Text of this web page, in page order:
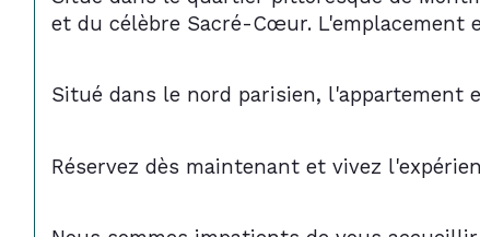
et du célèbre Sacré-Cœur.
Situé dans le nord parisien, l'appartement
Réservez dès maintenant et vivez